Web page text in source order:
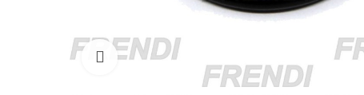
Click para agrandar